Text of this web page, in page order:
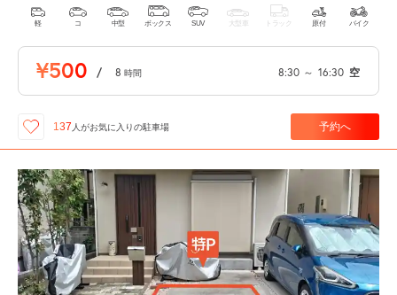
軽 コ 中型 ボックス SUV 大型車 トラック 原付 バイク
¥500 / 8 時間 8:30 ～ 16:30 空
137 人がお気に入りの駐車場 予約へ